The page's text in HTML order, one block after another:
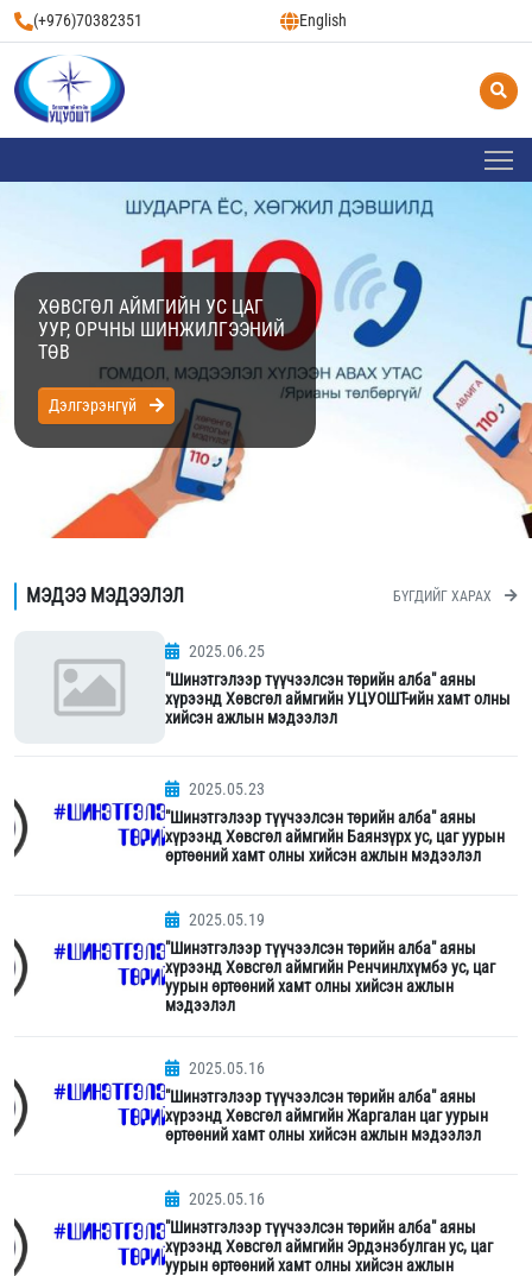
(+976)70382351 English
ХӨВСГӨЛ АЙМГИЙН УС ЦАГ
УУР, ОРЧНЫ ШИНЖИЛГЭЭНИЙ
ТӨВ
Дэлгэрэнгүй
МЭДЭЭ МЭДЭЭЛЭЛ БҮГДИЙГ ХАРАХ
2025.06.25
"Шинэтгэлээр түүчээлсэн төрийн алба" аяны
хүрээнд Хөвсгөл аймгийн УЦУОШТ-ийн хамт олны
хийсэн ажлын мэдээлэл
2025.05.23
"Шинэтгэлээр түүчээлсэн төрийн алба" аяны
хүрээнд Хөвсгөл аймгийн Баянзүрх ус, цаг уурын
өртөөний хамт олны хийсэн ажлын мэдээлэл
2025.05.19
"Шинэтгэлээр түүчээлсэн төрийн алба" аяны
хүрээнд Хөвсгөл аймгийн Ренчинлхүмбэ ус, цаг
уурын өртөөний хамт олны хийсэн ажлын
мэдээлэл
2025.05.16
"Шинэтгэлээр түүчээлсэн төрийн алба" аяны
хүрээнд Хөвсгөл аймгийн Жаргалан цаг уурын
өртөөний хамт олны хийсэн ажлын мэдээлэл
2025.05.16
"Шинэтгэлээр түүчээлсэн төрийн алба" аяны
хүрээнд Хөвсгөл аймгийн Эрдэнэбулган ус, цаг
уурын өртөөний хамт олны хийсэн ажлын